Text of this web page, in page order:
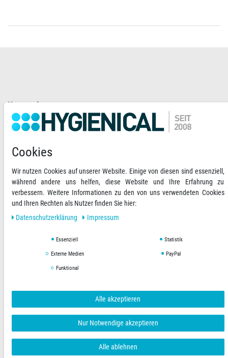
Kategorien
Mein Konto
Ihre Zahlungsmöglichkeiten 2)
Versandoptionen
Datenschutzerklärung Impressum
Copyright © 2019 Hygienical. Alle Rechte vorbehalten.
Cookies
Wir nutzen Cookies auf unserer Website. Einige von diesen sind essenziell,
während andere uns helfen, diese Website und Ihre Erfahrung zu
verbessern. Weitere Informationen zu den von uns verwendeten Cookies
und Ihren Rechten als Nutzer finden Sie hier:
Daten­schutz­erklärung
Impressum
Essenziell Statistik
Externe Medien PayPal
Funktional
Alle akzeptieren
Nur Notwendige akzeptieren
Alle ablehnen